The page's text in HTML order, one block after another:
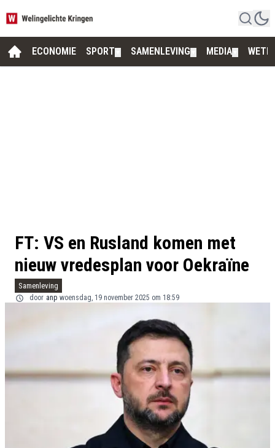
ECONOMIE SPORT SAMENLEVING MEDIA
FT: VS en Rusland komen met
nieuw vredesplan voor Oekraïne
Samenleving
door anp woensdag, 19 november 2025 om 18:59